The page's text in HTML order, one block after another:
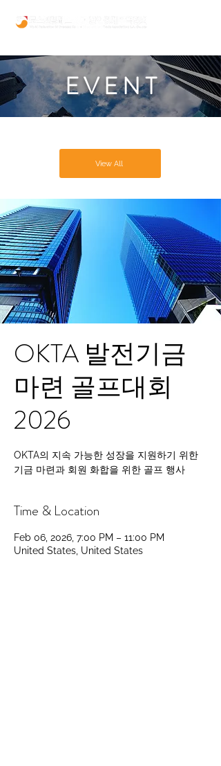
E V E N T
View All
OKTA 발전기금
마련 골프대회
2026
OKTA의 지속 가능한 성장을 지원하기 위한
기금 마련과 회원 화합을 위한 골프 행사
Time & Location
Feb 06, 2026, 7:00 PM – 11:00 PM
United States, United States